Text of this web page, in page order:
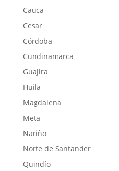
Cauca
Cesar
Córdoba
Cundinamarca
Guajira
Huila
Magdalena
Meta
Nariño
Norte de Santander
Quindío